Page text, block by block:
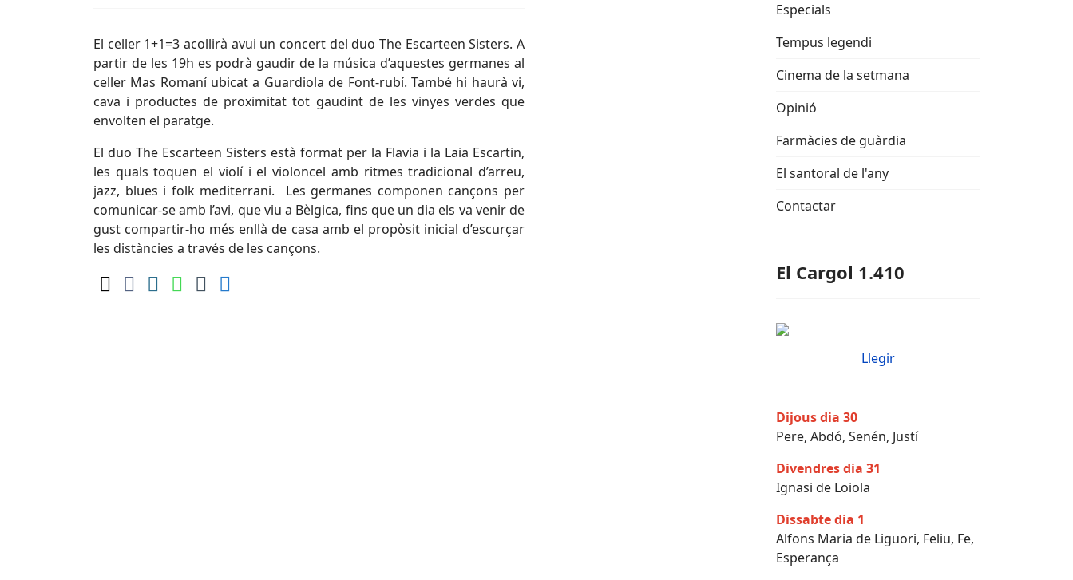
El celler 1+1=3 acollirà avui un concert del duo The Escarteen Sisters. A
partir de les 19h es podrà gaudir de la música d’aquestes germanes al
celler Mas Romaní ubicat a Guardiola de Font-rubí. També hi haurà vi,
cava i productes de proximitat tot gaudint de les vinyes verdes que
envolten el paratge.
El duo The Escarteen Sisters està format per la Flavia i la Laia Escartin,
les quals toquen el violí i el violoncel amb ritmes tradicional d’arreu,
jazz, blues i folk mediterrani. Les germanes componen cançons per
comunicar-se amb l’avi, que viu a Bèlgica, fins que un dia els va venir de
gust compartir-ho més enllà de casa amb el propòsit inicial d’escurçar
les distàncies a través de les cançons.
Especials
Tempus legendi
Cinema de la setmana
Opinió
Farmàcies de guàrdia
El santoral de l'any
Contactar
El Cargol 1.410
Llegir
Dijous dia 30
Pere, Abdó, Senén, Justí
Divendres dia 31
Ignasi de Loiola
Dissabte dia 1
Alfons Maria de Liguori, Feliu, Fe,
Esperança